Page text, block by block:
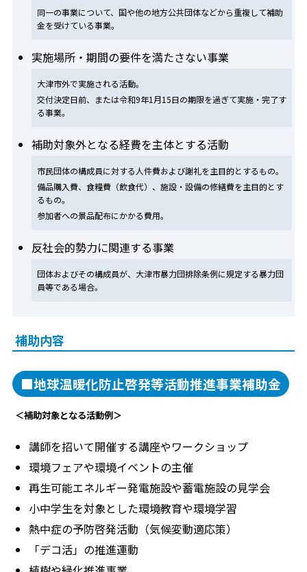
同一の事業について、国や他の地方公共団体などから重複して補助
金を受けている事業。
実施場所・期間の要件を満たさない事業
大津市外で実施される活動。
交付決定日前、または令和9年1月15日の期限を過ぎて実施・完了す
る事業。
補助対象外となる経費を主体とする活動
市民団体の構成員に対する人件費および謝礼を主目的とするもの。
備品購入費、食糧費（飲食代）、施設・設備の修繕費を主目的とす
るもの。
参加者への景品配布にかかる費用。
反社会的勢力に関連する事業
団体およびその構成員が、大津市暴力団排除条例に規定する暴力団
員等である場合。
補助内容
■地球温暖化防止啓発等活動推進事業補助金
＜補助対象となる活動例＞
講師を招いて開催する講座やワークショップ
環境フェアや環境イベントの主催
再生可能エネルギー発電施設や蓄電施設の見学会
小中学生を対象とした環境教育や環境学習
熱中症の予防啓発活動（気候変動適応策）
「デコ活」の推進運動